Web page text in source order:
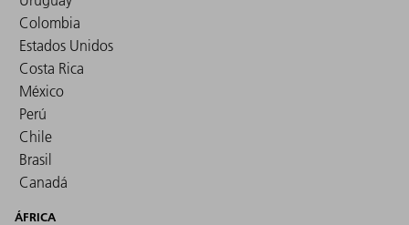
Colombia
Estados Unidos
Costa Rica
México
Perú
Chile
Brasil
Canadá
ÁFRICA